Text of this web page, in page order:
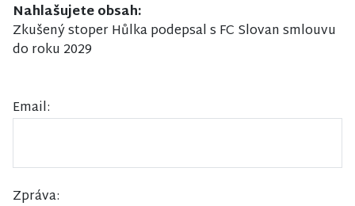
Nahlašujete obsah:
Zkušený stoper Hůlka podepsal s FC Slovan smlouvu
do roku 2029
Email:
Zpráva: